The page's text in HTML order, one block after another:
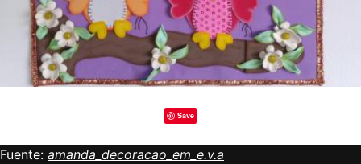
Save
Fuente: amanda_decoracao_em_e.v.a